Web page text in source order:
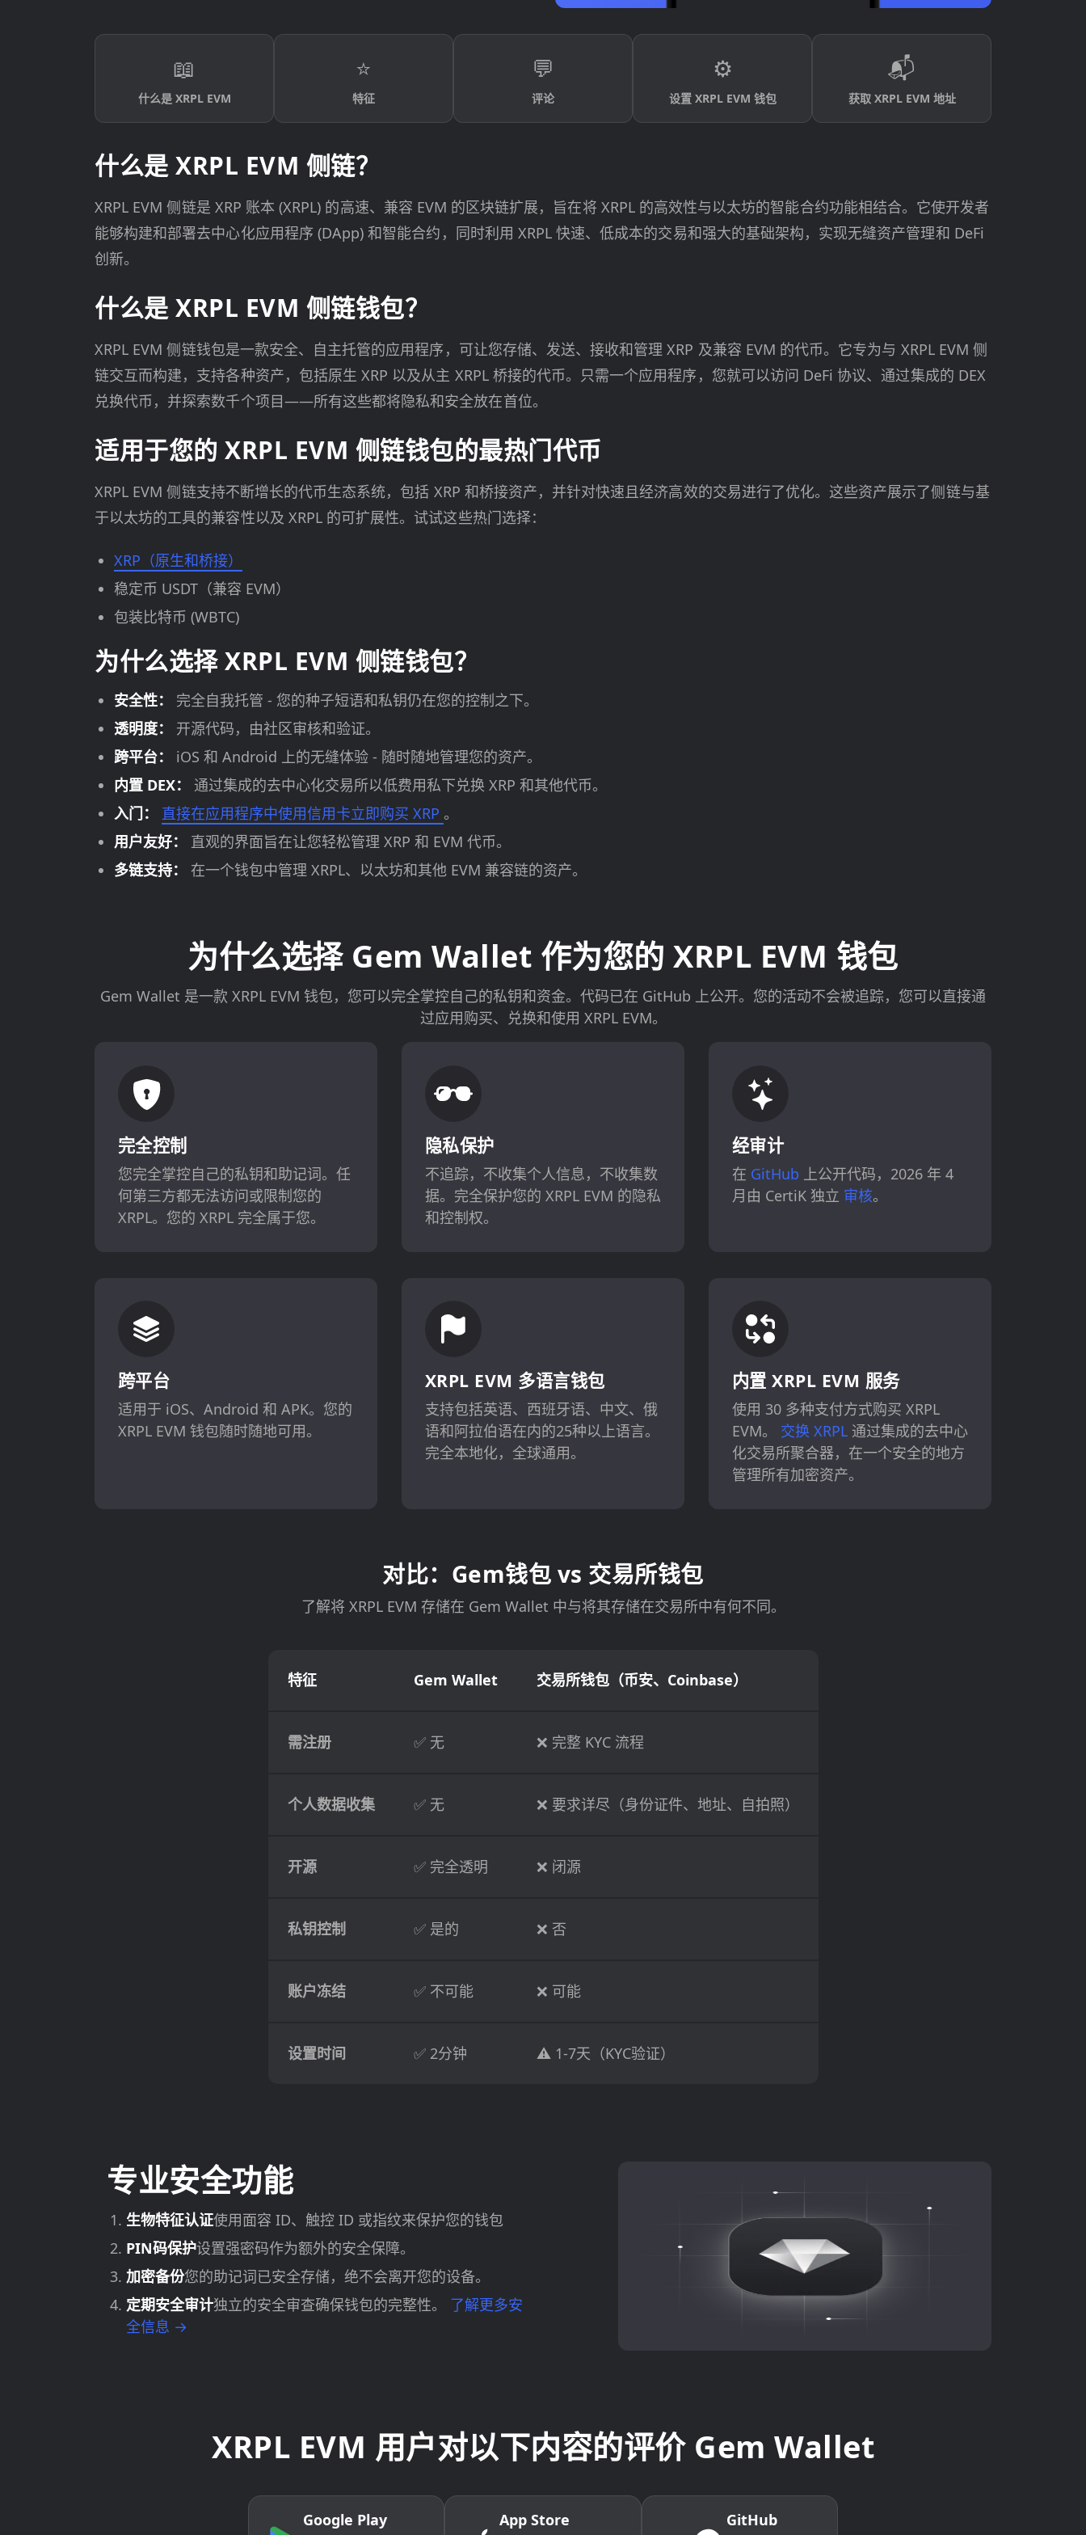
📖
什么是 XRPL EVM
⭐
特征
💬
评论
⚙️
设置 XRPL EVM 钱包
📬
获取 XRPL EVM 地址
什么是 XRPL EVM 侧链？
XRPL EVM 侧链是 XRP 账本 (XRPL) 的高速、兼容 EVM 的区块链扩展，旨在将 XRPL 的高效性与以太坊的智能合约功能相结合。它使开发者
能够构建和部署去中心化应用程序 (DApp) 和智能合约，同时利用 XRPL 快速、低成本的交易和强大的基础架构，实现无缝资产管理和 DeFi
创新。
什么是 XRPL EVM 侧链钱包？
XRPL EVM 侧链钱包是一款安全、自主托管的应用程序，可让您存储、发送、接收和管理 XRP 及兼容 EVM 的代币。它专为与 XRPL EVM 侧
链交互而构建，支持各种资产，包括原生 XRP 以及从主 XRPL 桥接的代币。只需一个应用程序，您就可以访问 DeFi 协议、通过集成的 DEX
兑换代币，并探索数千个项目——所有这些都将隐私和安全放在首位。
适用于您的 XRPL EVM 侧链钱包的最热门代币
XRPL EVM 侧链支持不断增长的代币生态系统，包括 XRP 和桥接资产，并针对快速且经济高效的交易进行了优化。这些资产展示了侧链与基
于以太坊的工具的兼容性以及 XRPL 的可扩展性。试试这些热门选择：
XRP（原生和桥接）
稳定币 USDT（兼容 EVM）
包装比特币 (WBTC)
为什么选择 XRPL EVM 侧链钱包？
安全性： 完全自我托管 - 您的种子短语和私钥仍在您的控制之下。
透明度： 开源代码，由社区审核和验证。
跨平台： iOS 和 Android 上的无缝体验 - 随时随地管理您的资产。
内置 DEX： 通过集成的去中心化交易所以低费用私下兑换 XRP 和其他代币。
入门： 直接在应用程序中使用信用卡立即购买 XRP 。
用户友好： 直观的界面旨在让您轻松管理 XRP 和 EVM 代币。
多链支持： 在一个钱包中管理 XRPL、以太坊和其他 EVM 兼容链的资产。
为什么选择 Gem Wallet 作为您的 XRPL EVM 钱包
Gem Wallet 是一款 XRPL EVM 钱包，您可以完全掌控自己的私钥和资金。代码已在 GitHub 上公开。您的活动不会被追踪，您可以直接通
过应用购买、兑换和使用 XRPL EVM。
完全控制
您完全掌控自己的私钥和助记词。任
何第三方都无法访问或限制您的
XRPL。您的 XRPL 完全属于您。
隐私保护
不追踪，不收集个人信息，不收集数
据。完全保护您的 XRPL EVM 的隐私
和控制权。
经审计
在 GitHub 上公开代码，2026 年 4
月由 CertiK 独立 审核。
跨平台
适用于 iOS、Android 和 APK。您的
XRPL EVM 钱包随时随地可用。
XRPL EVM 多语言钱包
支持包括英语、西班牙语、中文、俄
语和阿拉伯语在内的25种以上语言。
完全本地化，全球通用。
内置 XRPL EVM 服务
使用 30 多种支付方式购买 XRPL
EVM。 交换 XRPL通过集成的去中心
化交易所聚合器，在一个安全的地方
管理所有加密资产。
对比：Gem钱包 vs 交易所钱包
了解将 XRPL EVM 存储在 Gem Wallet 中与将其存储在交易所中有何不同。
特征 Gem Wallet 交易所钱包（币安、Coinbase）
需注册 ✅ 无 ❌ 完整 KYC 流程
个人数据收集 ✅ 无 ❌ 要求详尽（身份证件、地址、自拍照）
开源 ✅ 完全透明 ❌ 闭源
私钥控制 ✅ 是的 ❌ 否
账户冻结 ✅ 不可能 ❌ 可能
设置时间 ✅ 2分钟 ⚠️ 1-7天（KYC验证）
专业安全功能
生物特征认证使用面容 ID、触控 ID 或指纹来保护您的钱包
PIN码保护设置强密码作为额外的安全保障。
加密备份您的助记词已安全存储，绝不会离开您的设备。
定期安全审计独立的安全审查确保钱包的完整性。 了解更多安
全信息 →
XRPL EVM 用户对以下内容的评价 Gem Wallet
Google Play App Store GitHub